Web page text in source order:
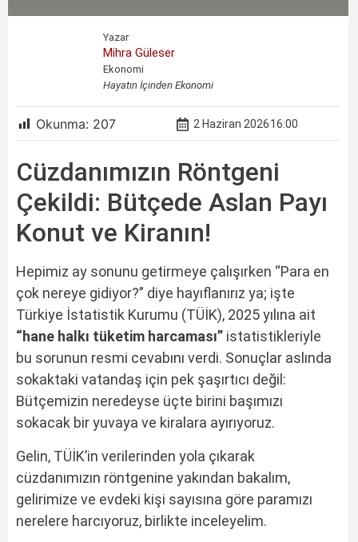
Yazar
Mihra Güleser
Ekonomi
Hayatın İçinden Ekonomi
Okunma: 207 2 Haziran 202616:00
Cüzdanımızın Röntgeni
Çekildi: Bütçede Aslan Payı
Konut ve Kiranın!
Hepimiz ay sonunu getirmeye çalışırken “Para en
çok nereye gidiyor?” diye hayıflanırız ya; işte
Türkiye İstatistik Kurumu (TÜİK), 2025 yılına ait
“hane halkı tüketim harcaması” istatistikleriyle
bu sorunun resmi cevabını verdi. Sonuçlar aslında
sokaktaki vatandaş için pek şaşırtıcı değil:
Bütçemizin neredeyse üçte birini başımızı
sokacak bir yuvaya ve kiralara ayırıyoruz.
Gelin, TÜİK’in verilerinden yola çıkarak
cüzdanımızın röntgenine yakından bakalım,
gelirimize ve evdeki kişi sayısına göre paramızı
nerelere harcıyoruz, birlikte inceleyelim.